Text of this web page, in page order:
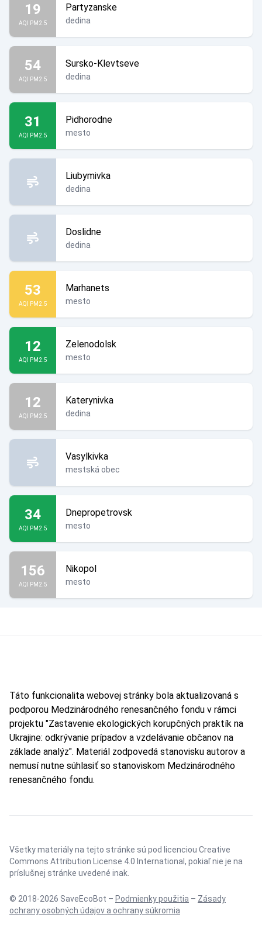
19
AQI PM2.5
Partyzanske
dedina
54
AQI PM2.5
Sursko-Klevtseve
dedina
31
AQI PM2.5
Pidhorodne
mesto
Liubymivka
dedina
Doslidne
dedina
53
AQI PM2.5
Marhanets
mesto
12
AQI PM2.5
Zelenodolsk
mesto
12
AQI PM2.5
Katerynivka
dedina
Vasylkivka
mestská obec
34
AQI PM2.5
Dnepropetrovsk
mesto
156
AQI PM2.5
Nikopol
mesto
Táto funkcionalita webovej stránky bola aktualizovaná s
podporou Medzinárodného renesančného fondu v rámci
projektu "Zastavenie ekologických korupčných praktík na
Ukrajine: odkrývanie prípadov a vzdelávanie občanov na
základe analýz". Materiál zodpovedá stanovisku autorov a
nemusí nutne súhlasiť so stanoviskom Medzinárodného
renesančného fondu.
Všetky materiály na tejto stránke sú pod licenciou Creative
Commons Attribution License 4.0 International , pokiaľ nie je na
príslušnej stránke uvedené inak.
© 2018-2026 SaveEcoBot – Podmienky použitia – Zásady
ochrany osobných údajov a ochrany súkromia